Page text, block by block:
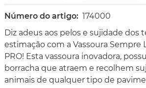
Número do artigo: 174000
Diz adeus aos pelos e sujidade dos
estimação com a Vassoura Sempre
PRO! Esta vassoura inovadora,
borracha que atraem e recolhem
animais de qualquer tipo de